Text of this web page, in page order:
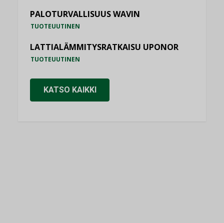
PALOTURVALLISUUS WAVIN
TUOTEUUTINEN
LATTIALÄMMITYSRATKAISU UPONOR
TUOTEUUTINEN
KATSO KAIKKI